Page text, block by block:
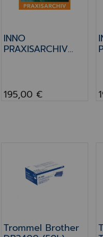
INNO
PRAXISARCHIV
195,00 €
Trommel Brother